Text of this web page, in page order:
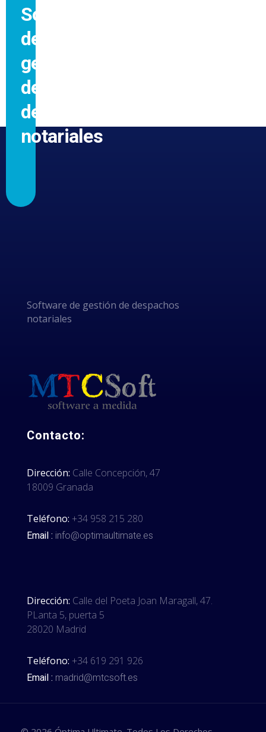
Software
de
gestión
de
despachos
notariales
POR
Software de gestión de despachos
notariales
Contacto:
Dirección: Calle Concepción, 47
18009 Granada
Teléfono: +34 958 215 280
Email : info@optimaultimate.es
Dirección: Calle del Poeta Joan Maragall, 47.
PLanta 5, puerta 5
28020 Madrid
Teléfono: +34 619 291 926
Email : madrid@mtcsoft.es